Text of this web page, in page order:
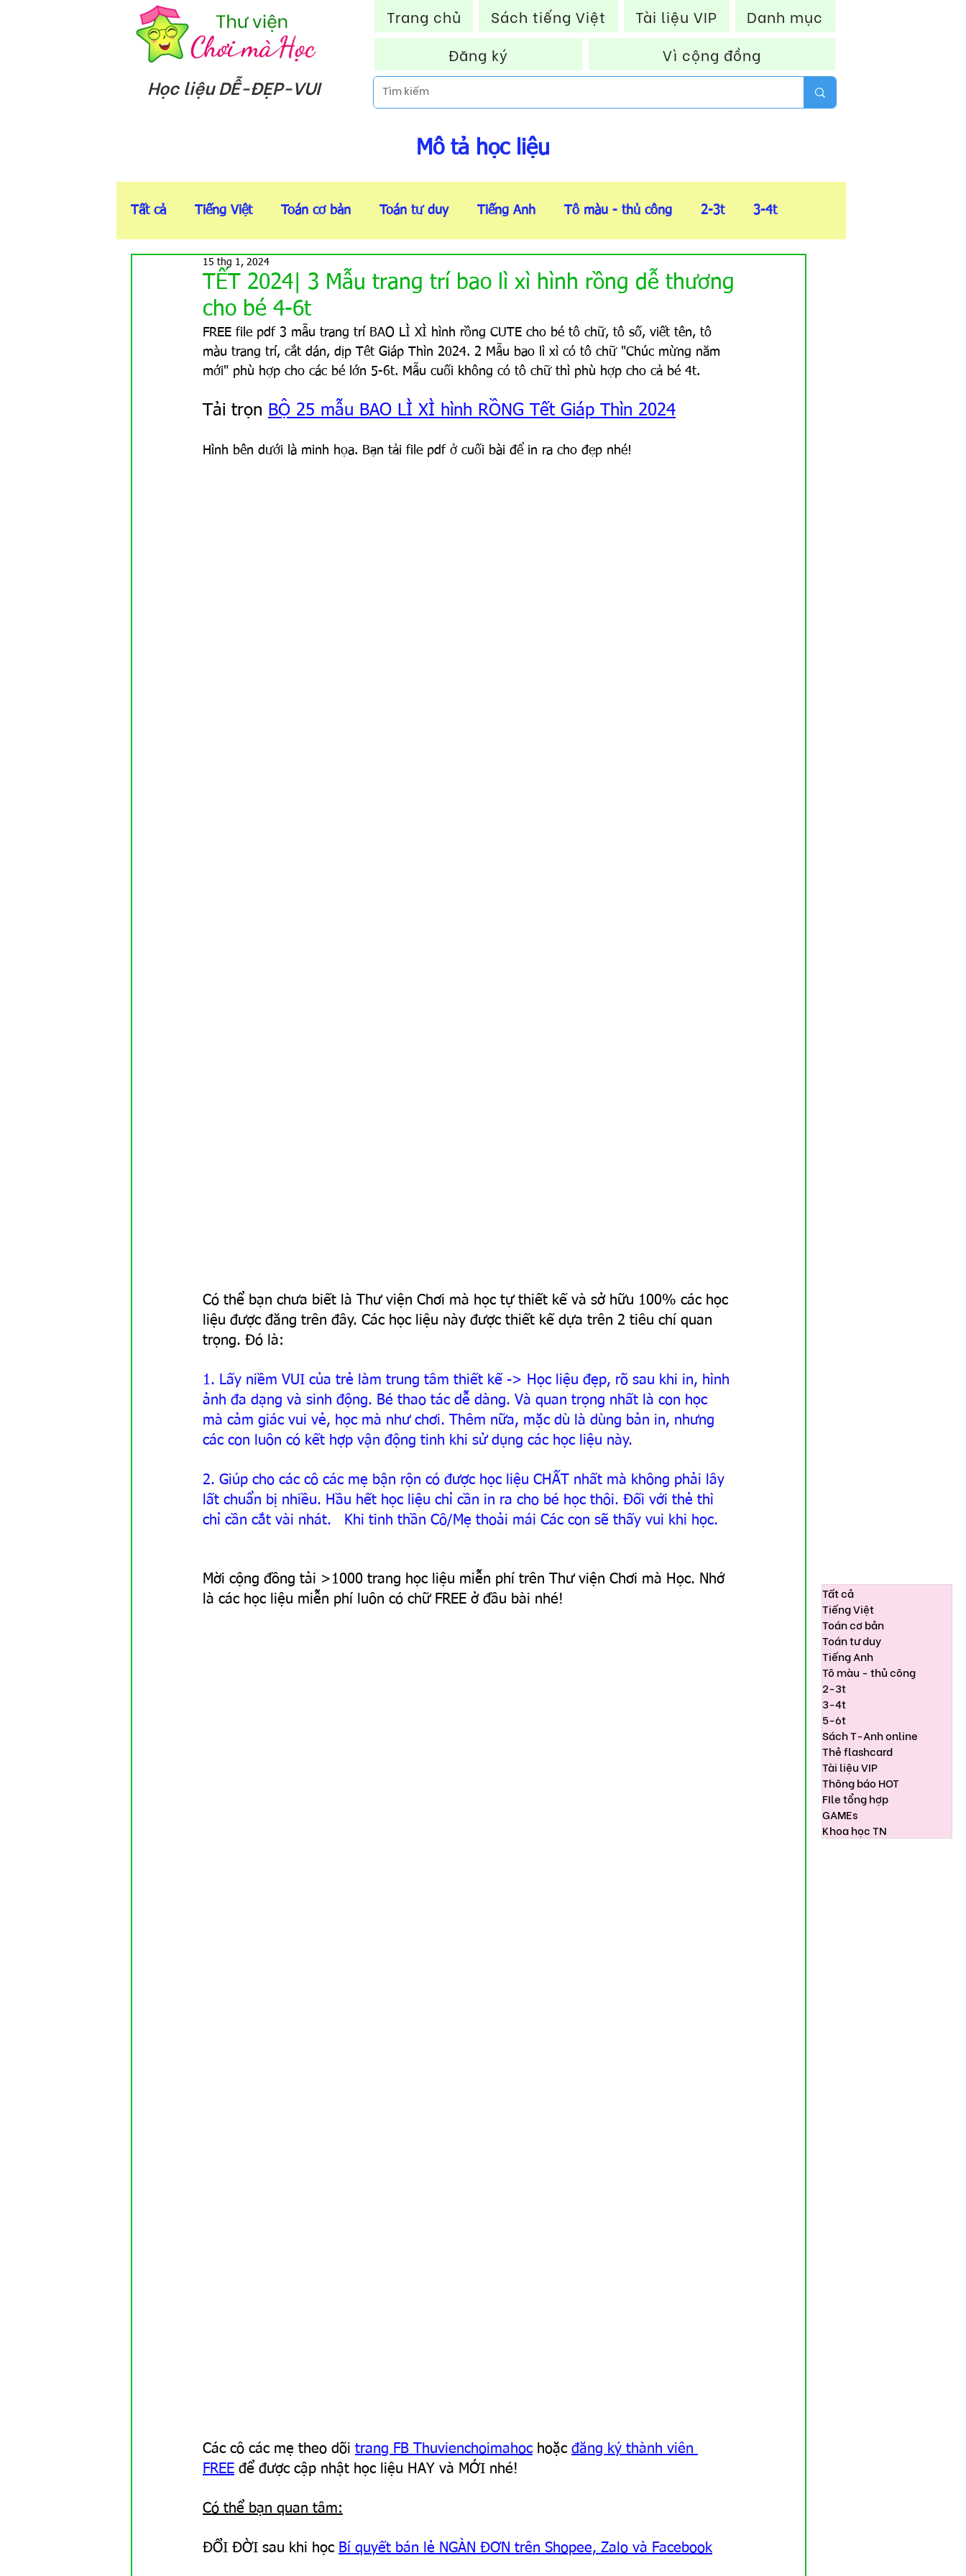
Học liệu DỄ-ĐẸP-VUI
Trang chủ Sách tiếng Việt Tài liệu VIP
Danh mục
Đăng ký
Vì cộng đồng
Tất cả
Tiếng Việt
Toán cơ bản
Toán tư duy
Tiếng Anh
Tô màu - thủ công
2-3t
3-4t
5-6t
Sách T-Anh online
Thẻ flashcard
Tài liệu VIP
Thông báo HOT
FIle tổng hợp
GAMEs
Khoa học TN
Mô tả học liệu
Tất cả Tiếng Việt Toán cơ bản Toán tư duy Tiếng Anh Tô màu - thủ công 2-3t 3-4t
Sách T-Anh online Thẻ flashcard Tài liệu VIP Thông báo HOT
Khoa học TN
TẾT 2024| 3 Mẫu trang trí bao lì xì hình rồng dễ thương
cho bé 4-6t
15 thg 1, 2024
FREE file pdf 3 mẫu trang trí BAO LÌ XÌ hình rồng CUTE cho bé tô chữ, tô số, viết tên, tô
màu trang trí, cắt dán, dịp Têt Giáp Thìn 2024. 2 Mẫu bao lì xì có tô chữ "Chúc mừng năm
mới" phù hợp cho các bé lớn 5-6t. Mẫu cuối không có tô chữ thì phù hợp cho cả bé 4t.
Tải trọn BỘ 25 mẫu BAO LÌ XÌ hình RỒNG Tết Giáp Thìn 2024
Hình bên dưới là minh họa. Bạn tải file pdf ở cuối bài để in ra cho đẹp nhé!
Có thể bạn chưa biết là Thư viện Chơi mà học tự thiết kế và sở hữu 100% các học
liệu được đăng trên đây. Các học liệu này được thiết kế dựa trên 2 tiêu chí quan
trọng. Đó là:
1. Lấy niềm VUI của trẻ làm trung tâm thiết kế -> Học liệu đẹp, rõ sau khi in, hình
ảnh đa dạng và sinh động. Bé thao tác dễ dàng. Và quan trọng nhất là con học
mà cảm giác vui vẻ, học mà như chơi. Thêm nữa, mặc dù là dùng bản in, nhưng
các con luôn có kết hợp vận động tinh khi sử dụng các học liệu này.
2. Giúp cho các cô các mẹ bận rộn có được học liệu CHẤT nhất mà không phải lây
lất chuẩn bị nhiều. Hầu hết học liệu chỉ cần in ra cho bé học thôi. Đối với thẻ thì
chỉ cần cắt vài nhát.   Khi tinh thần Cô/Mẹ thoải mái Các con sẽ thấy vui khi học.
Mời cộng đồng tải >1000 trang học liệu miễn phí trên Thư viện Chơi mà Học. Nhớ
là các học liệu miễn phí luôn có chữ FREE ở đầu bài nhé!
Các cô các mẹ theo dõi trang FB Thuvienchoimahoc hoặc đăng ký thành viên
FREE để được cập nhật học liệu HAY và MỚI nhé!
Có thể bạn quan tâm:
ĐỔI ĐỜI sau khi học Bí quyết bán lẻ NGÀN ĐƠN trên Shopee, Zalo và Facebook